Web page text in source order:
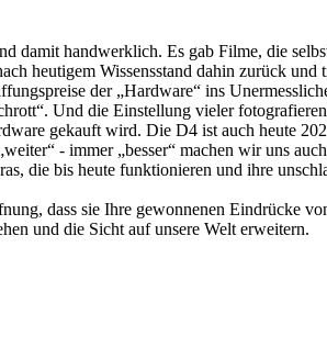
damit handwerklich. Es gab Filme, die
heutigem Wissensstand dahin zurück
der „Hardware“ ins
Und die Einstellung vieler
gekauft wird. Die D4 ist auch heute
- immer „besser“ machen wir uns
die bis heute funktionieren und ihre
dass sie Ihre gewonnenen Eindrücke
und die Sicht auf unsere Welt erweitern.